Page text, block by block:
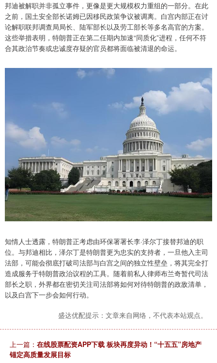
邦迪被解职并非孤立事件，更像是更大规模权力重组的一部分。在此
之前，国土安全部长诺姆已因移民政策争议被调离。白宫内部正在讨
论解职联邦调查局局长、陆军部长以及劳工部长等多名高官的方案。
这些举措表明，特朗普正在第二任期内加速“同质化”进程，任何不符
合其政治节奏或忠诚度存疑的官员都将面临被清退的命运。
知情人士透露，特朗普正考虑由环保署署长李·泽尔丁接替邦迪的职
位。与邦迪相比，泽尔丁是特朗普更为忠实的支持者，一旦他入主司
法部，可能会彻底打破司法部与白宫之间的独立性壁垒，将其完全打
造成服务于特朗普政治议程的工具。随着前私人律师布兰奇暂代司法
部长之职，外界都在密切关注司法部将如何对待特朗普的政敌清单，
以及白宫下一步会如何行动。
盛达优配提示：文章来自网络，不代表本站观点。
上一篇： 在线股票配资APP下载 板块再度异动！“十五五”房地产
锚定高质量发展目标